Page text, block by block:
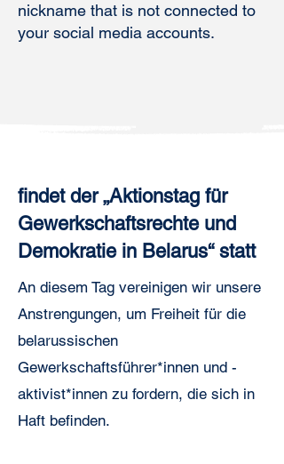
nickname that is not connected to
your social media accounts.
findet der „Aktionstag für
Gewerkschaftsrechte und
Demokratie in Belarus“ statt
An diesem Tag vereinigen wir unsere
Anstrengungen, um Freiheit für die
belarussischen
Gewerkschaftsführer*innen und -
aktivist*innen zu fordern, die sich in
Haft befinden.